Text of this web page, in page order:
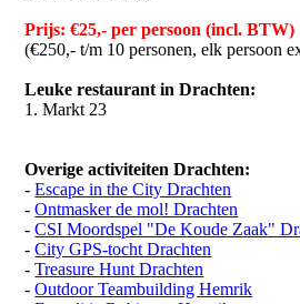
Prijs: €25,- per persoon (incl. BTW)
(€250,- t/m 10 personen, elk persoon
Leuke restaurant in Drachten:
1. Markt 23
Overige activiteiten Drachten:
-Escape in the City Drachten
-Ontmasker de mol! Drachten
-CSI Moordspel "De Koude Zaak"
-City GPS-tocht Drachten
-Treasure Hunt Drachten
-Outdoor Teambuilding Hemrik